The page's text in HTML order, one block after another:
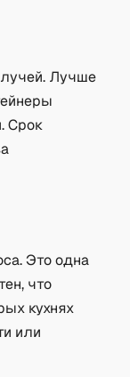
Лучше
Срок
Это одна
что
кухнях
или